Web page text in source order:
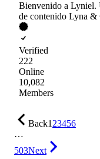
Bienvenido a Lyniel.
de contenido Lyna &
Verified
222
Online
10,082
Members
Back123456
…
503Next